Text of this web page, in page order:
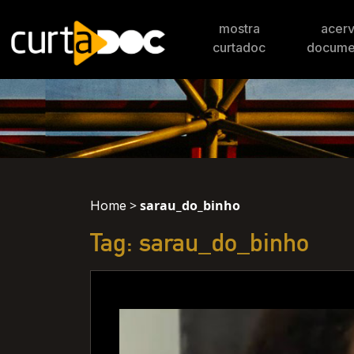
mostra
curtadoc
Home >sarau_do_binho
Tag: sarau_do_binho